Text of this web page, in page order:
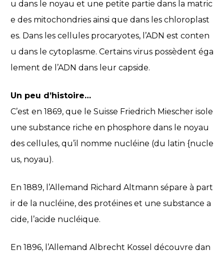
u dans le noyau et une petite partie dans la matric
e des mitochondries ainsi que dans les chloroplast
es. Dans les cellules procaryotes, l’ADN est conten
u dans le cytoplasme. Certains virus possèdent éga
lement de l’ADN dans leur capside.
Un peu d’histoire…
C’est en 1869, que le Suisse Friedrich Miescher isole
une substance riche en phosphore dans le noyau
des cellules, qu’il nomme nucléine (du latin {nucle
us, noyau).
En 1889, l’Allemand Richard Altmann sépare à part
ir de la nucléine, des protéines et une substance a
cide, l’acide nucléique.
En 1896, l’Allemand Albrecht Kossel découvre dan